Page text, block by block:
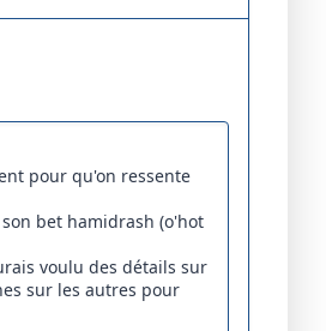
pour qu'on ressente
bet hamidrash (o'hot
voulu des détails sur
sur les autres pour